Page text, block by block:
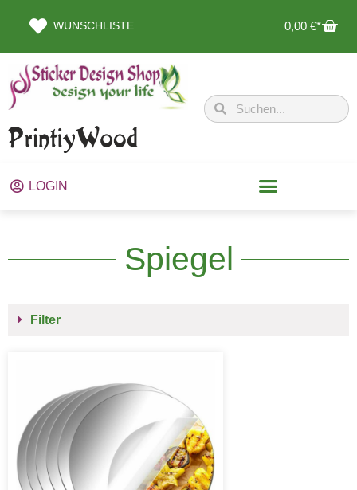
WUNSCHLISTE 0,00 €
LOGIN
Spiegel
Filter